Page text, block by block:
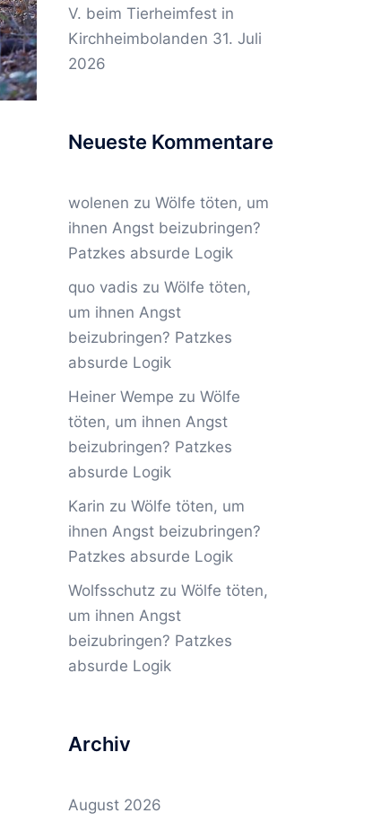
V. beim Tierheimfest in
Kirchheimbolanden 31. Juli
2026
Neueste Kommentare
wolenen zu Wölfe töten, um
ihnen Angst beizubringen?
Patzkes absurde Logik
quo vadis zu Wölfe töten,
um ihnen Angst
beizubringen? Patzkes
absurde Logik
Heiner Wempe zu Wölfe
töten, um ihnen Angst
beizubringen? Patzkes
absurde Logik
Karin zu Wölfe töten, um
ihnen Angst beizubringen?
Patzkes absurde Logik
Wolfsschutzzu Wölfe töten,
um ihnen Angst
beizubringen? Patzkes
absurde Logik
Archiv
August 2026